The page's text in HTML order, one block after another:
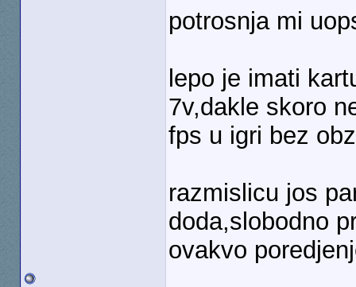
potrosnja mi
lepo je imati
7v,dakle skoro
fps u igri bez
razmislicu jos
doda,slobodno
ovakvo